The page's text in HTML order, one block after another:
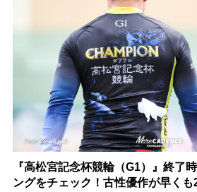
『高松宮記念杯競輪（G1）』終了
ングをチェック！古性優作が早くも